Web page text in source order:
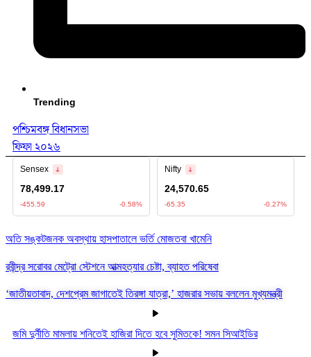
Trending
পশ্চিমবঙ্গ বিধানসভা
ফিফা ২০২৬
অতি সঙ্কটজনক অবস্থায় হাসপাতালে ভর্তি মোজতবা খামেনি
রবীন্দ্র সরোবর মেট্রো স্টেশনে আত্মহত্যার চেষ্টা, ব্যাহত পরিষেবা
‘জাতীয়তাবাদ, দেশপ্রেম জাগাতেই তিরঙ্গা যাত্রা,’ হাজরার সভায় বললেন মুখ্যমন্ত্রী
জমি দুর্নীতি মামলায় শনিতেই হাজিরা দিতে হবে সুমিতকে! সমন সিআইডির